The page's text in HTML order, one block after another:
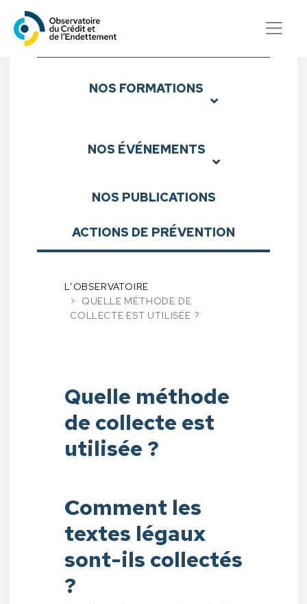
Observatoire du Crédit et
Sous-menu
NOS FORMATIONS
NOS ÉVÉNEMENTS
NOS PUBLICATIONS
ACTIONS DE PRÉVENTION
L’OBSERVATOIRE
QUELLE MÉTHODE DE
COLLECTE EST UTILISÉE ?
Quelle méthode
de collecte est
utilisée ?
Comment les
textes légaux
sont-ils collectés
?